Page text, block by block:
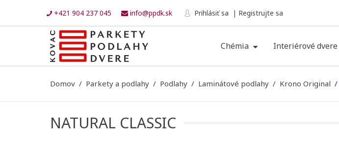
+421 904 237 045 info@ppdk.sk Prihlásiť sa Registrujte sa
Chémia Interiérové dvere
Domov Parkety a podlahy Podlahy Laminátové podlahy Krono Original
NATURAL CLASSIC